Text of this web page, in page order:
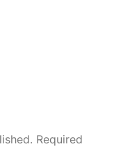
Required